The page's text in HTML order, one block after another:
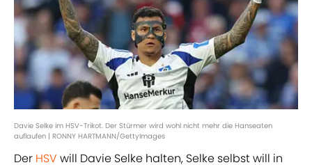
Davie Selke im HSV-Trikot. Der Stürmer wird wohl nicht mehr die Hanseaten
auflaufen | RONNY HARTMANN/GettyImages
Der HSV will Davie Selke halten, Selke selbst will in